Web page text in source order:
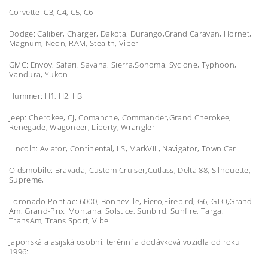
Corvette: C3, C4, C5, C6
Dodge: Caliber, Charger, Dakota, Durango,Grand Caravan, Hornet,
Magnum, Neon, RAM, Stealth, Viper
GMC: Envoy, Safari, Savana, Sierra,Sonoma, Syclone, Typhoon,
Vandura, Yukon
Hummer: H1, H2, H3
Jeep: Cherokee, CJ, Comanche, Commander,Grand Cherokee,
Renegade, Wagoneer, Liberty, Wrangler
Lincoln: Aviator, Continental, LS, MarkVIII, Navigator, Town Car
Oldsmobile: Bravada, Custom Cruiser,Cutlass, Delta 88, Silhouette,
Supreme,
Toronado Pontiac: 6000, Bonneville, Fiero,Firebird, G6, GTO,Grand-
Am, Grand-Prix, Montana, Solstice, Sunbird, Sunfire, Targa,
TransAm, Trans Sport, Vibe
Japonská a asijská osobní, terénní a dodávková vozidla od roku
1996: